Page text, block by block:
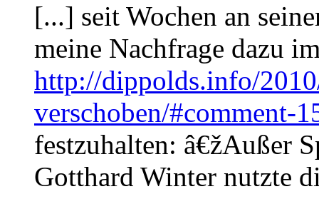
[...] seit Wochen an
meine Nachfrage dazu
http://dippolds.info/
verschoben/#comment-
festzuhalten: â€žAußer
Gotthard Winter nutzte